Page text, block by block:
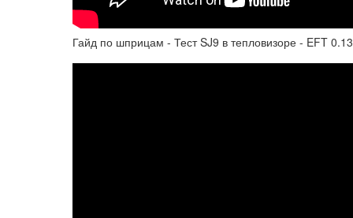
Гайд по шприцам - Тест SJ9 в тепловизоре - EFT